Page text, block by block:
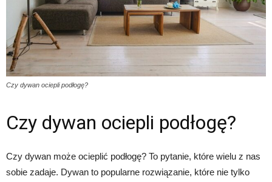
Czy dywan ociepli podłogę?
Czy dywan ociepli podłogę?
Czy dywan może ocieplić podłogę? To pytanie, które wielu z nas
sobie zadaje. Dywan to popularne rozwiązanie, które nie tylko